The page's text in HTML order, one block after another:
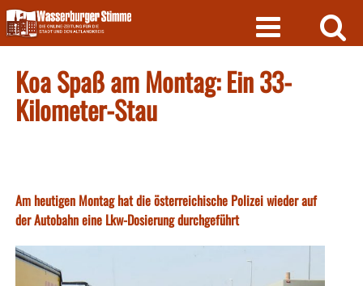
Skip
to
content
Koa Spaß am Montag: Ein 33-
Kilometer-Stau
Am heutigen Montag hat die österreichische Polizei wieder auf
der Autobahn eine Lkw-Dosierung durchgeführt